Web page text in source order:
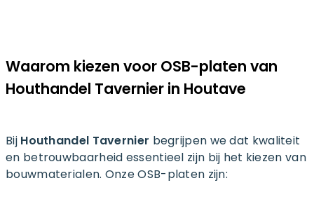
Waarom kiezen voor OSB-platen van
Houthandel Tavernier in Houtave
Bij Houthandel Tavernier begrijpen we dat kwaliteit
en betrouwbaarheid essentieel zijn bij het kiezen van
bouwmaterialen. Onze OSB-platen zijn: